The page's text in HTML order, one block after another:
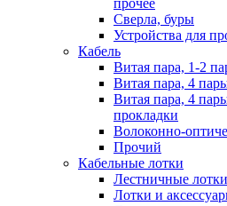
Сверла, буры
Устройства для
Кабель
Витая пара, 1-2
Витая пара, 4
Витая пара, 4
прокладки
Волоконно-
Прочий
Кабельные лотки
Лестничные
Лотки и